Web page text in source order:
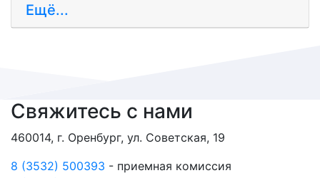
Ещё...
Свяжитесь с нами
460014, г. Оренбург, ул. Советская, 19
8 (3532) 500393 - приемная комиссия